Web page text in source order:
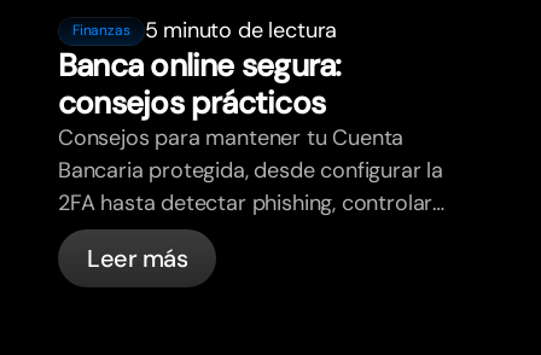
Finanzas 5 minuto de lectura
Banca online segura:
consejos prácticos
Consejos para mantener tu Cuenta
Bancaria protegida, desde configurar la
2FA hasta detectar phishing, controlar
tus tarjetas y saber qué cosas
gestiona bunq automáticamente.
Leer más